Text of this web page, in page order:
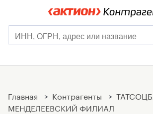
Главная > Контрагенты >
МЕНДЕЛЕЕВСКИЙ ФИЛИАЛ